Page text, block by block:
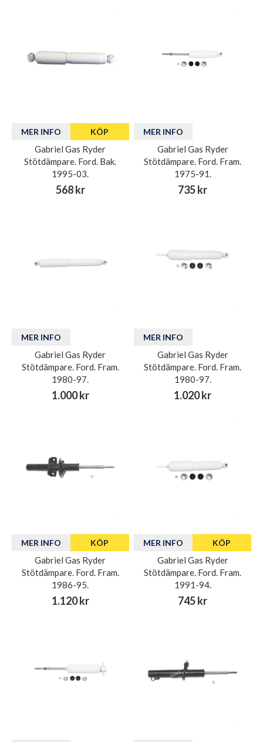
MER INFO KÖP
Gabriel Gas Ryder
Stötdämpare. Ford. Bak.
1995-03.
568 kr
MER INFO
Gabriel Gas Ryder
Stötdämpare. Ford. Fram.
1975-91.
735 kr
MER INFO
Gabriel Gas Ryder
Stötdämpare. Ford. Fram.
1980-97.
1.000 kr
MER INFO
Gabriel Gas Ryder
Stötdämpare. Ford. Fram.
1980-97.
1.020 kr
MER INFO KÖP
Gabriel Gas Ryder
Stötdämpare. Ford. Fram.
1986-95.
1.120 kr
MER INFO KÖP
Gabriel Gas Ryder
Stötdämpare. Ford. Fram.
1991-94.
745 kr